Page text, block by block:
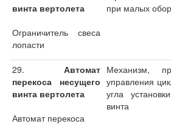
винта вертолета
Ограничитель свеса
лопасти
при малых
29. Автомат
перекоса несущего
винта вертолета
Автомат перекоса
Механизм,
управления
угла
винта